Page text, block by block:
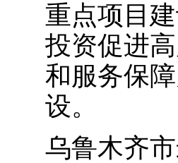
重点项目
投资促进
和服务保
设。
乌鲁木齐